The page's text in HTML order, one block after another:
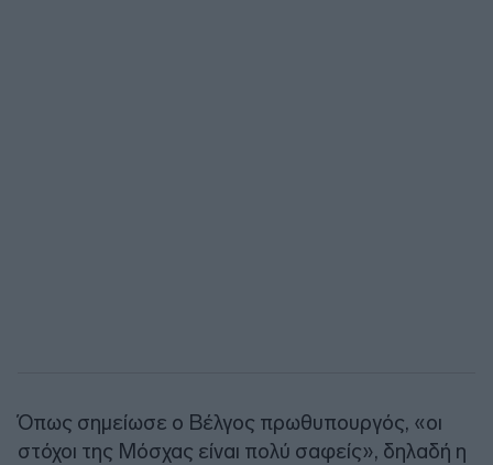
Όπως σημείωσε ο Βέλγος πρωθυπουργός, «οι
στόχοι της Μόσχας είναι πολύ σαφείς», δηλαδή η